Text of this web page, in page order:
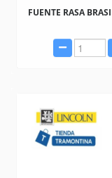
FUENTE RASA